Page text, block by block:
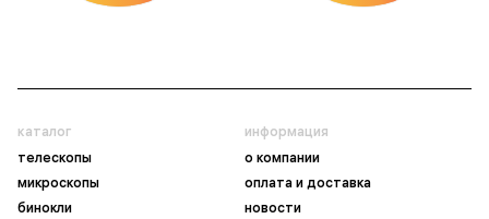
каталог
телескопы
микроскопы
бинокли
информация
о компании
оплата и доставка
новости